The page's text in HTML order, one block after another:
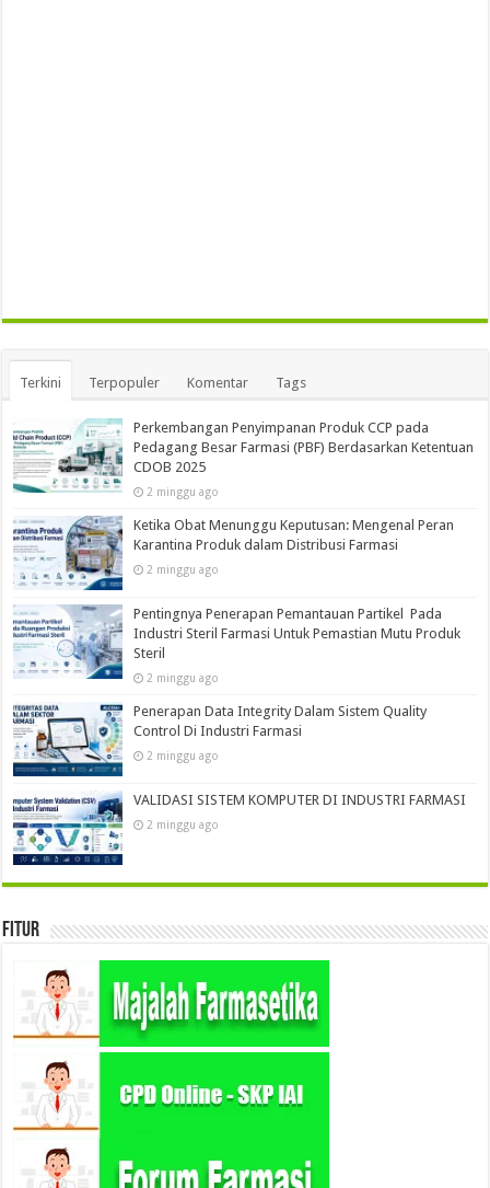
Terkini Terpopuler Komentar Tags
Perkembangan Penyimpanan Produk CCP pada
Pedagang Besar Farmasi (PBF) Berdasarkan Ketentuan
CDOB 2025
2 minggu ago
Ketika Obat Menunggu Keputusan: Mengenal Peran
Karantina Produk dalam Distribusi Farmasi
2 minggu ago
Pentingnya Penerapan Pemantauan Partikel Pada
Industri Steril Farmasi Untuk Pemastian Mutu Produk
Steril
2 minggu ago
Penerapan Data Integrity Dalam Sistem Quality
Control Di Industri Farmasi
2 minggu ago
VALIDASI SISTEM KOMPUTER DI INDUSTRI FARMASI
2 minggu ago
Fitur